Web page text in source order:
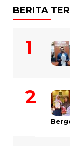
BERITA